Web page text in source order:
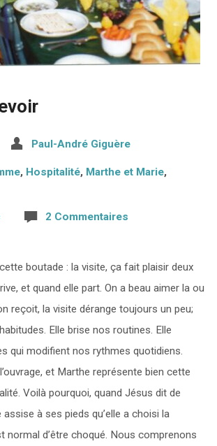
Paul-André Giguère
, Hospitalité, Marthe et Marie,
2 Commentaires
boutade : la visite, ça fait plaisir deux
et quand elle part. On a beau aimer la ou
reçoit, la visite dérange toujours un peu;
Elle brise nos routines. Elle
qui modifient nos rythmes quotidiens.
et Marthe représente bien cette
Voilà pourquoi, quand Jésus dit de
à ses pieds qu’elle a choisi la
normal d’être choqué. Nous comprenons